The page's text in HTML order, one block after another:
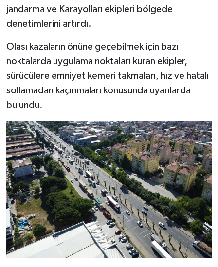
jandarma ve Karayolları ekipleri bölgede
denetimlerini artırdı.
Olası kazaların önüne geçebilmek için bazı
noktalarda uygulama noktaları kuran ekipler,
sürücülere emniyet kemeri takmaları, hız ve hatalı
sollamadan kaçınmaları konusunda uyarılarda
bulundu.